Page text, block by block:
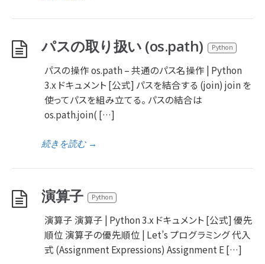
パスの取り扱い (os.path) Python
パスの操作 os.path – 共通のパス名操作 | Python
3.x ドキュメント [公式] パスを結合する (join) join を
使ってパスを組み立てる。 パスの結合は
os.path.join( […]
続きを読む→
演算子 Python
演算子 演算子 | Python 3.x ドキュメント [公式] 優先
順位 演算子の優先順位 | Let’s プログラミング 代入
式 (Assignment Expressions) Assignment E […]